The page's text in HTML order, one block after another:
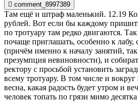
comment_8997389
Там ещё и штраф маленький. 12.19
рублей. Вот если бы каждому
по тротуару там редко двигаются.
почаще приглашать, особенно к
(причём именно к началу занятий,
презумпция невиновности), и
ректору с просьбой установить
всему тротуару. В том числе и вокруг
весна, какая радость будет утром и
человек топать по грязи мимо